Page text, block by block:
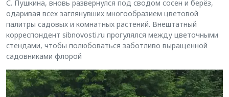
С. Пушкина, вновь развернулся под сводом сосен и берёз,
одаривая всех заглянувших многообразием цветовой
палитры садовых и комнатных растений. Внештатный
корреспондент sibnovosti.ru прогулялся между цветочными
стендами, чтобы полюбоваться заботливо выращенной
садовниками флорой